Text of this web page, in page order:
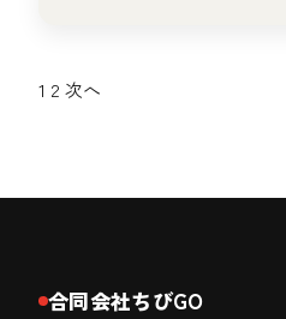
投
の
ー
1 2 次へ
合同会社ちびGO